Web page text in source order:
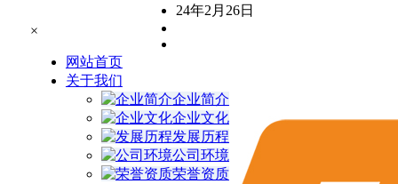
×
网站首页
关于我们
企业简介
企业文化
发展历程
公司环境
荣誉资质
24年2月26日